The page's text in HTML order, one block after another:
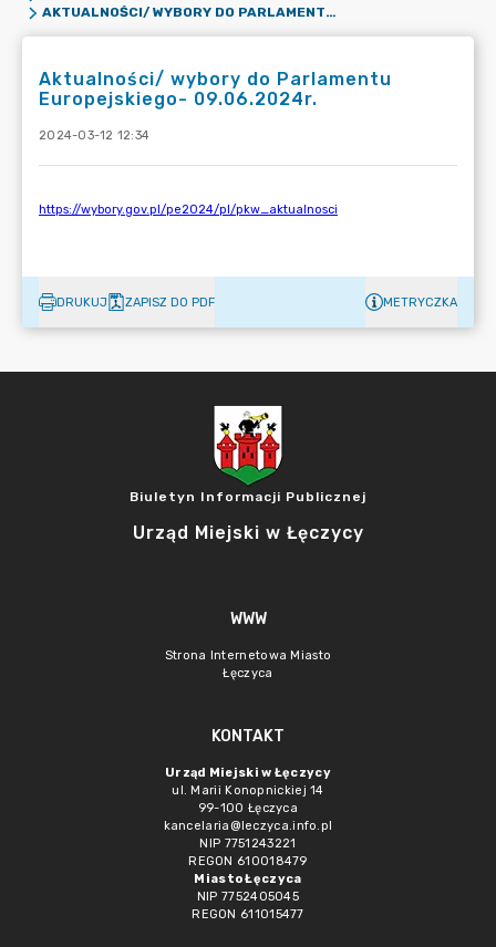
AKTUALNOŚCI/ WYBORY DO PARLAMENTU EUROPEJSKIEGO- 09.06.2024R.
Aktualności/ wybory do Parlamentu
Europejskiego- 09.06.2024r.
2024-03-12 12:34
DRUKUJ ZAPISZ DO PDF METRYCZKA
Biuletyn Informacji Publicznej
Urząd Miejski w Łęczycy
WWW
Strona Internetowa Miasto
Łęczyca
KONTAKT
Urząd Miejski w Łęczycy
ul. Marii Konopnickiej 14
99-100 Łęczyca
kancelaria@leczyca.info.pl
NIP 7751243221
REGON 610018479
Miasto Łęczyca
NIP 7752405045
REGON 611015477